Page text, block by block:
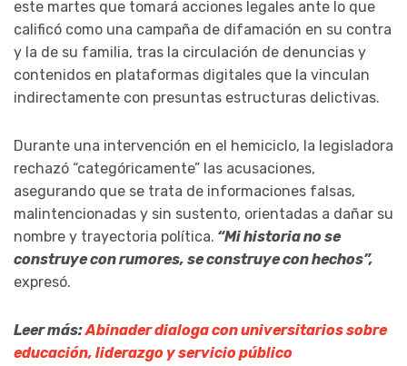
este martes que tomará acciones legales ante lo que
calificó como una campaña de difamación en su contra
y la de su familia, tras la circulación de denuncias y
contenidos en plataformas digitales que la vinculan
indirectamente con presuntas estructuras delictivas.
Durante una intervención en el hemiciclo, la legisladora
rechazó “categóricamente” las acusaciones,
asegurando que se trata de informaciones falsas,
malintencionadas y sin sustento, orientadas a dañar su
nombre y trayectoria política. “Mi historia no se
construye con rumores, se construye con hechos”,
expresó.
Leer más:Abinader dialoga con universitarios sobre
educación, liderazgo y servicio público